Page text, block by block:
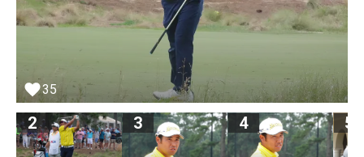
35
2 3 4 5